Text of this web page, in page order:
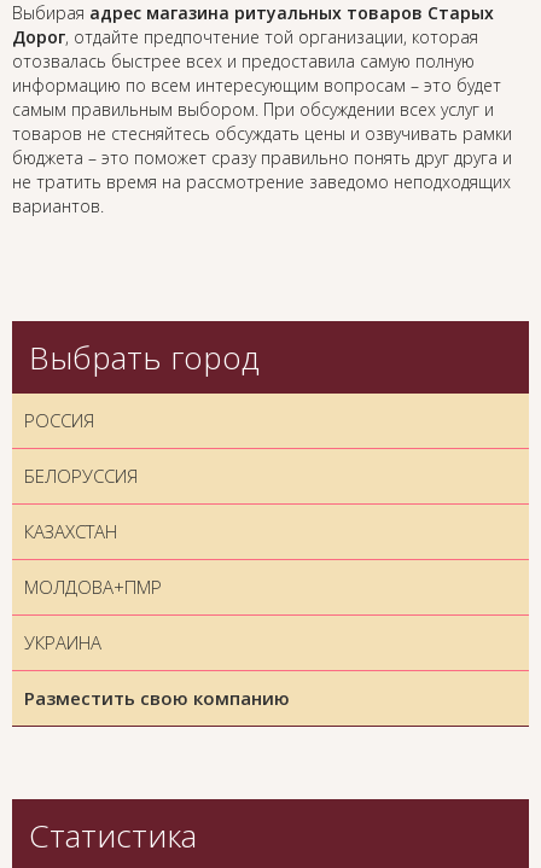
Выбирая адрес магазина ритуальных товаров Старых
Дорог, отдайте предпочтение той организации, которая
отозвалась быстрее всех и предоставила самую полную
информацию по всем интересующим вопросам – это будет
самым правильным выбором. При обсуждении всех услуг и
товаров не стесняйтесь обсуждать цены и озвучивать рамки
бюджета – это поможет сразу правильно понять друг друга и
не тратить время на рассмотрение заведомо неподходящих
вариантов.
Выбрать город
РОССИЯ
БЕЛОРУССИЯ
КАЗАХСТАН
МОЛДОВА+ПМР
УКРАИНА
Разместить свою компанию
Статистика